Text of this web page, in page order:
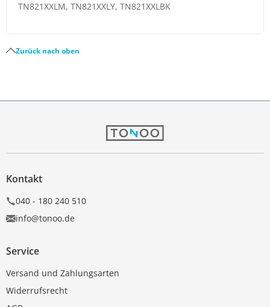
TN821XXLM, TN821XXLY, TN821XXLBK
Zurück nach oben
Kontakt
040 - 180 240 510
info@tonoo.de
Service
Versand und Zahlungsarten
Widerrufsrecht